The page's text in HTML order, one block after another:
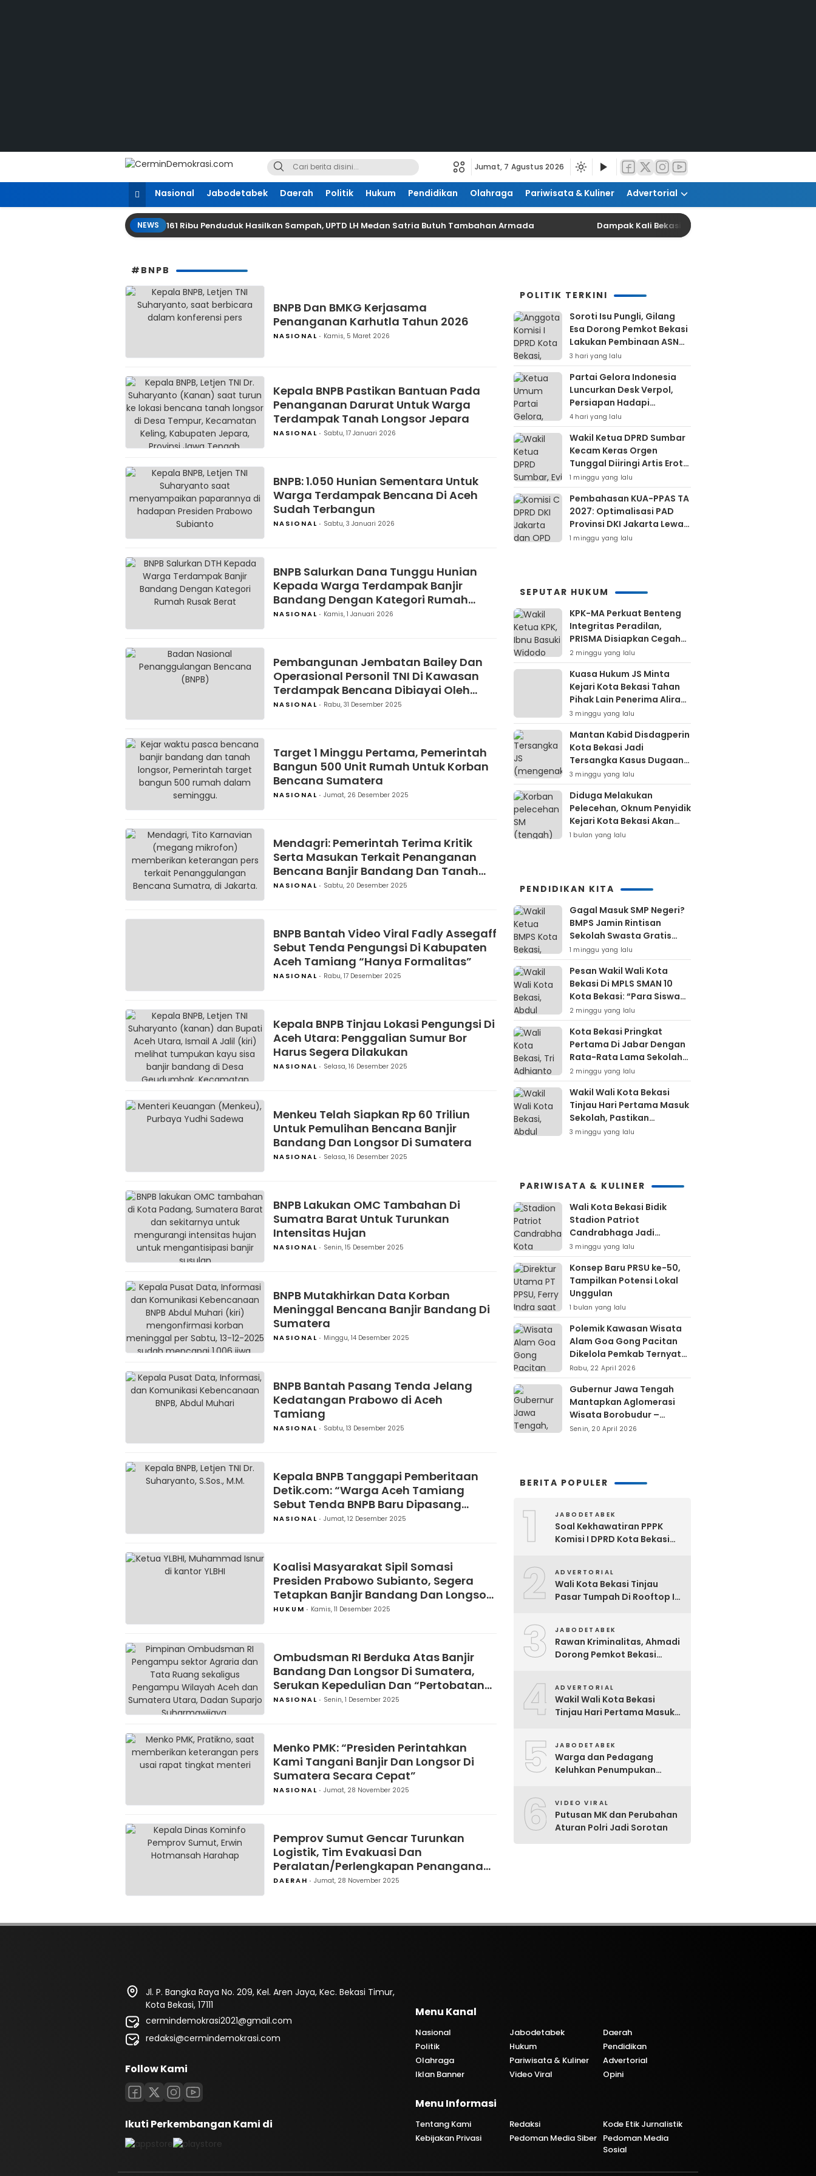
CerminDemokrasi.com
Refleksi Kedaulatan Rakyat
Jumat, 7 Agustus 2026
Nasional Jabodetabek Daerah Politik Hukum Pendidikan Olahraga Pariwisata & Kuliner Advertorial
NEWS 161 Ribu Penduduk Hasilkan Sampah, UPTD LH Medan Satria Butuh Tambahan Armada Dampak Kali Bekasi Tercemar, Kualitas Produksi
#BNPB
BNPB Dan BMKG Kerjasama
Penanganan Karhutla Tahun 2026
NASIONAL Kamis, 5 Maret 2026
Kepala BNPB Pastikan Bantuan Pada
Penanganan Darurat Untuk Warga
Terdampak Tanah Longsor Jepara
NASIONAL Sabtu, 17 Januari 2026
BNPB: 1.050 Hunian Sementara Untuk
Warga Terdampak Bencana Di Aceh
Sudah Terbangun
NASIONAL Sabtu, 3 Januari 2026
BNPB Salurkan Dana Tunggu Hunian
Kepada Warga Terdampak Banjir
Bandang Dengan Kategori Rumah
Rusak Berat
NASIONAL Kamis, 1 Januari 2026
Pembangunan Jembatan Bailey Dan
Operasional Personil TNI Di Kawasan
Terdampak Bencana Dibiayai Oleh
Negara
NASIONAL Rabu, 31 Desember 2025
Target 1 Minggu Pertama, Pemerintah
Bangun 500 Unit Rumah Untuk Korban
Bencana Sumatera
NASIONAL Jumat, 26 Desember 2025
Mendagri: Pemerintah Terima Kritik
Serta Masukan Terkait Penanganan
Bencana Banjir Bandang Dan Tanah
Longsor Di Sumatra
NASIONAL Sabtu, 20 Desember 2025
BNPB Bantah Video Viral Fadly Assegaff
Sebut Tenda Pengungsi Di Kabupaten
Aceh Tamiang “Hanya Formalitas”
NASIONAL Rabu, 17 Desember 2025
Kepala BNPB Tinjau Lokasi Pengungsi Di
Aceh Utara: Penggalian Sumur Bor
Harus Segera Dilakukan
NASIONAL Selasa, 16 Desember 2025
Menkeu Telah Siapkan Rp 60 Triliun
Untuk Pemulihan Bencana Banjir
Bandang Dan Longsor Di Sumatera
NASIONAL Selasa, 16 Desember 2025
BNPB Lakukan OMC Tambahan Di
Sumatra Barat Untuk Turunkan
Intensitas Hujan
NASIONAL Senin, 15 Desember 2025
BNPB Mutakhirkan Data Korban
Meninggal Bencana Banjir Bandang Di
Sumatera
NASIONAL Minggu, 14 Desember 2025
BNPB Bantah Pasang Tenda Jelang
Kedatangan Prabowo di Aceh
Tamiang
NASIONAL Sabtu, 13 Desember 2025
Kepala BNPB Tanggapi Pemberitaan
Detik.com: “Warga Aceh Tamiang
Sebut Tenda BNPB Baru Dipasang
Jelang Kedatangan Presiden”
NASIONAL Jumat, 12 Desember 2025
Koalisi Masyarakat Sipil Somasi
Presiden Prabowo Subianto, Segera
Tetapkan Banjir Bandang Dan Longsor
Di Sumatera Sebagai Bencana
HUKUM Kamis, 11 Desember 2025
Ombudsman RI Berduka Atas Banjir
Bandang Dan Longsor Di Sumatera,
Serukan Kepedulian Dan “Pertobatan
Nasional” Dalam Tata Kelola Hutan
NASIONAL Senin, 1 Desember 2025
Menko PMK: “Presiden Perintahkan
Kami Tangani Banjir Dan Longsor Di
Sumatera Secara Cepat”
NASIONAL Jumat, 28 November 2025
Pemprov Sumut Gencar Turunkan
Logistik, Tim Evakuasi Dan
Peralatan/Perlengkapan Penanganan
Bencana Alam
DAERAH Jumat, 28 November 2025
POLITIK TERKINI
Soroti Isu Pungli, Gilang
Esa Dorong Pemkot Bekasi
Lakukan Pembinaan ASN
Hingga Bentuk Satgas
3 hari yang lalu
Partai Gelora Indonesia
Luncurkan Desk Verpol,
Persiapan Hadapi
Verifikasi KPU Untuk Pemilu
2029
4 hari yang lalu
Wakil Ketua DPRD Sumbar
Kecam Keras Orgen
Tunggal Diiringi Artis Erotis
Di Kuranji
1 minggu yang lalu
Pembahasan KUA-PPAS TA
2027: Optimalisasi PAD
Provinsi DKI Jakarta Lewat
Retribusi Dan Pajak
1 minggu yang lalu
SEPUTAR HUKUM
KPK-MA Perkuat Benteng
Integritas Peradilan,
PRISMA Disiapkan Cegah
Korupsi Sejak Hulu
2 minggu yang lalu
Kuasa Hukum JS Minta
Kejari Kota Bekasi Tahan
Pihak Lain Penerima Aliran
Dana Rp80 Juta
3 minggu yang lalu
Mantan Kabid Disdagperin
Kota Bekasi Jadi
Tersangka Kasus Dugaan
Pungli MCK Pasar
Bantargebang
3 minggu yang lalu
Diduga Melakukan
Pelecehan, Oknum Penyidik
Kejari Kota Bekasi Akan
Dilaporkan
1 bulan yang lalu
PENDIDIKAN KITA
Gagal Masuk SMP Negeri?
BMPS Jamin Rintisan
Sekolah Swasta Gratis
Untuk Masyarakat Kota
Bekasi
1 minggu yang lalu
Pesan Wakil Wali Kota
Bekasi Di MPLS SMAN 10
Kota Bekasi: “Para Siswa
Hindari Perilaku Yang
Bertentangan Dengan
Norma Masyarakat
Maupun Agama”
2 minggu yang lalu
Kota Bekasi Pringkat
Pertama Di Jabar Dengan
Rata-Rata Lama Sekolah
Di Atas 12 Tahun
2 minggu yang lalu
Wakil Wali Kota Bekasi
Tinjau Hari Pertama Masuk
Sekolah, Pastikan
Kesiapan SMP Negeri
3 minggu yang lalu
PARIWISATA & KULINER
Wali Kota Bekasi Bidik
Stadion Patriot
Candrabhaga Jadi
Kawasan Sport City Dan
Sport Tourism
3 minggu yang lalu
Konsep Baru PRSU ke-50,
Tampilkan Potensi Lokal
Unggulan
1 bulan yang lalu
Polemik Kawasan Wisata
Alam Goa Gong Pacitan
Dikelola Pemkab Ternyata
Berdiri Di Atas Lahan Milik
Warga
Rabu, 22 April 2026
Gubernur Jawa Tengah
Mantapkan Aglomerasi
Wisata Borobudur –
Kopeng – Rawa Pening
Senin, 20 April 2026
BERITA POPULER
1 JABODETABEK
Soal Kekhawatiran PPPK
Komisi I DPRD Kota Bekasi
2 ADVERTORIAL
Wali Kota Bekasi Tinjau
Pasar Tumpah Di Rooftop I
Disiapkan Bertahap
3 JABODETABEK
Rawan Kriminalitas, Ahmadi
Dorong Pemkot Bekasi
4 ADVERTORIAL
Wakil Wali Kota Bekasi
Tinjau Hari Pertama Masuk
Ajaran Baru 2026
5 JABODETABEK
Warga dan Pedagang
Keluhkan Penumpukan
6 VIDEO VIRAL
Putusan MK dan Perubahan
Aturan Polri Jadi Sorotan
Jl. P. Bangka Raya No. 209, Kel. Aren Jaya, Kec. Bekasi Timur,
Kota Bekasi, 17111
cermindemokrasi2021@gmail.com
redaksi@cermindemokrasi.com
Follow Kami
Ikuti Perkembangan Kami di
Menu Kanal
Nasional Jabodetabek
Daerah
Politik
Hukum
Pendidikan
Olahraga
Pariwisata & Kuliner
Advertorial
Iklan Banner
Video Viral Opini
Menu Informasi
Tentang Kami Redaksi
Kode Etik Jurnalistik
Kebijakan Privasi
Pedoman Media Siber Pedoman Media
Sosial